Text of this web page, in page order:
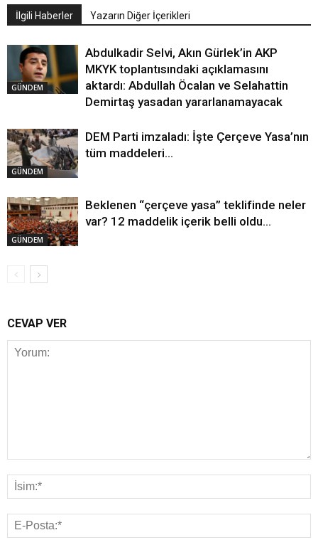
İlgili Haberler Yazarın Diğer İçerikleri
GÜNDEM
Abdulkadir Selvi, Akın Gürlek’in AKP
MKYK toplantısındaki açıklamasını
aktardı: Abdullah Öcalan ve Selahattin
Demirtaş yasadan yararlanamayacak
GÜNDEM
DEM Parti imzaladı: İşte Çerçeve Yasa’nın
tüm maddeleri…
GÜNDEM
Beklenen “çerçeve yasa” teklifinde neler
var? 12 maddelik içerik belli oldu…
CEVAP VER